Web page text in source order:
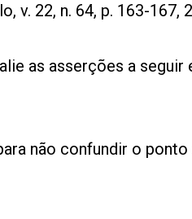
v. 22, n. 64, p. 163-167,
as asserções a seguir
não confundir o